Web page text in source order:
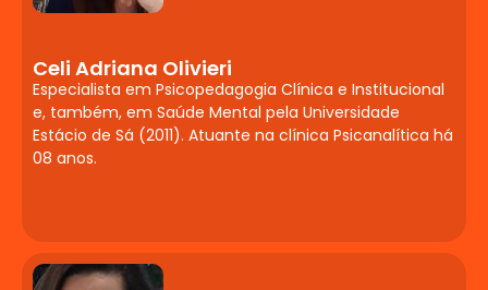
Superdotação:
Identificação e
Atendimento
identificação, avaliação e atendimento
educacional. Estratégias de
Celi Adriana Olivieri
Especialista em Psicopedagogia Clínica e Institucional
e, também, em Saúde Mental pela Universidade
Estácio de Sá (2011). Atuante na clínica Psicanalítica há
08 anos.